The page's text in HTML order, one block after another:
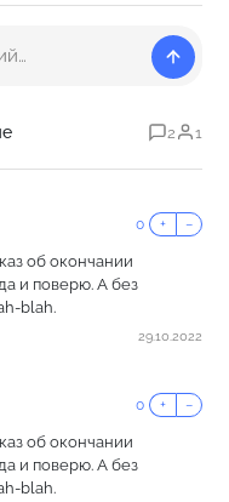
2 1
0 + −
об окончании
и поверю. А без
blah.
29.10.2022
0 + −
об окончании
и поверю. А без
blah.